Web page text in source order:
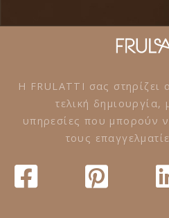
Η FRULATTI σας στηρίζει
τελική δημιουργία,
υπηρεσίες που μπορούν
τους